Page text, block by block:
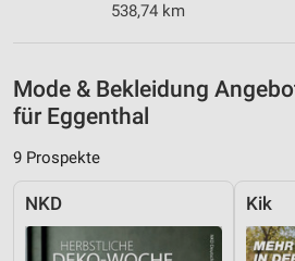
538,74 km
Mode & Bekleidung
für Eggenthal
9 Prospekte
NKD Kik
von Inhalten
personalisierter Inhalte
Messung der Werbeleistung
Messung der Performance von
Analyse von Zielgruppen durch
Kombinationen von Daten aus
Quellen